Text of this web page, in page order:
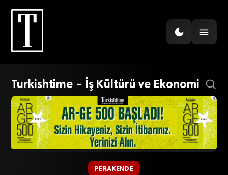
Turkishtime – İş Kültürü ve Ekonomi
PERAKENDE